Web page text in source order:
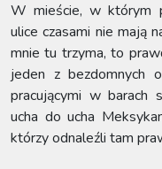
W mieście, w którym
ulice czasami nie mają
mnie tu trzyma, to
jeden z bezdomnych
pracującymi w barach
ucha do ucha
którzy odnaleźli tam